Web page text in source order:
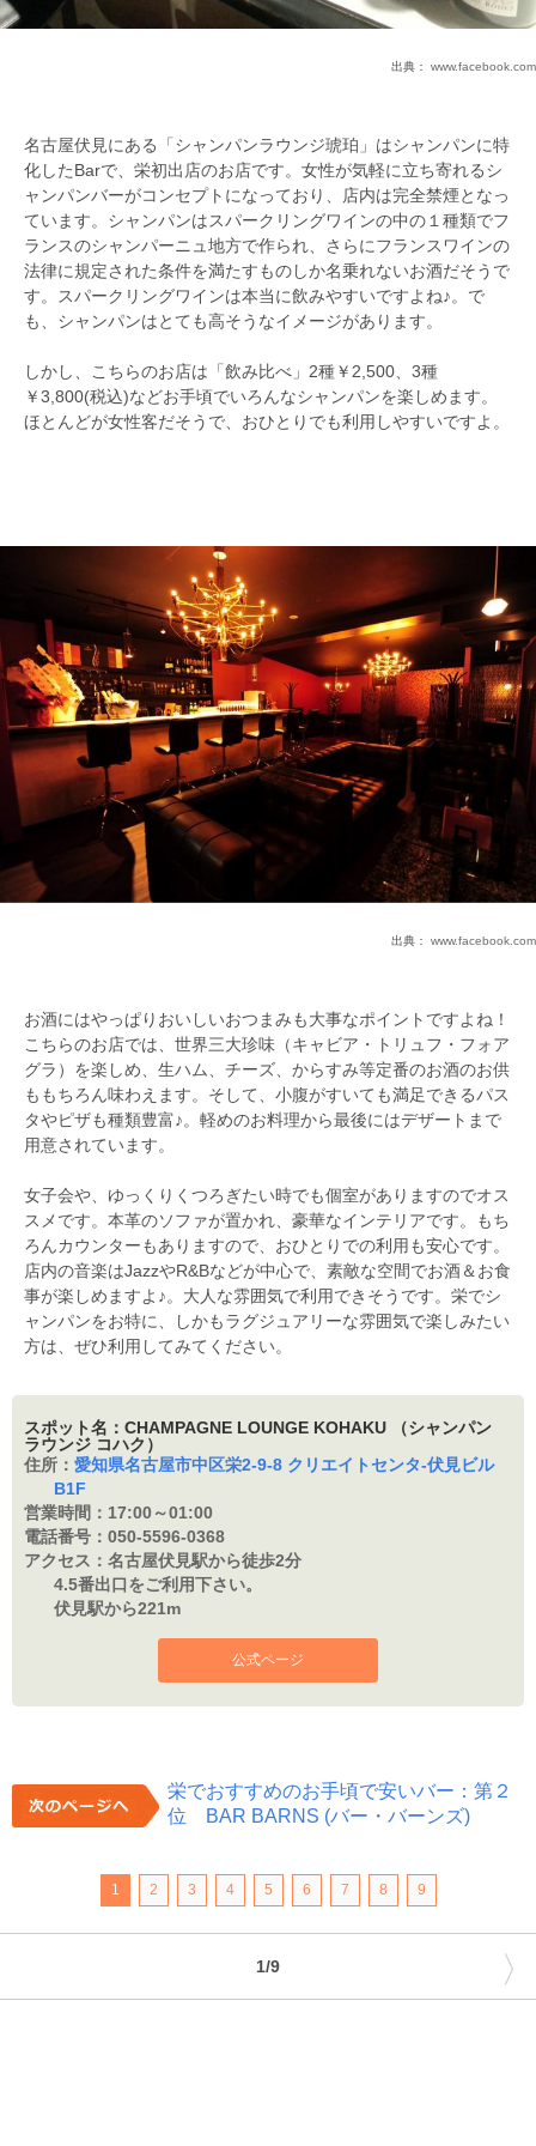
出典： www.facebook.com
名古屋伏見にある「シャンパンラウンジ琥珀」はシャンパンに特
化したBarで、栄初出店のお店です。女性が気軽に立ち寄れるシ
ャンパンバーがコンセプトになっており、店内は完全禁煙となっ
ています。シャンパンはスパークリングワインの中の１種類でフ
ランスのシャンパーニュ地方で作られ、さらにフランスワインの
法律に規定された条件を満たすものしか名乗れないお酒だそうで
す。スパークリングワインは本当に飲みやすいですよね♪。で
も、シャンパンはとても高そうなイメージがあります。
しかし、こちらのお店は「飲み比べ」2種￥2,500、3種
￥3,800(税込)などお手頃でいろんなシャンパンを楽しめます。
ほとんどが女性客だそうで、おひとりでも利用しやすいですよ。
出典： www.facebook.com
お酒にはやっぱりおいしいおつまみも大事なポイントですよね！
こちらのお店では、世界三大珍味（キャビア・トリュフ・フォア
グラ）を楽しめ、生ハム、チーズ、からすみ等定番のお酒のお供
ももちろん味わえます。そして、小腹がすいても満足できるパス
タやピザも種類豊富♪。軽めのお料理から最後にはデザートまで
用意されています。
女子会や、ゆっくりくつろぎたい時でも個室がありますのでオス
スメです。本革のソファが置かれ、豪華なインテリアです。もち
ろんカウンターもありますので、おひとりでの利用も安心です。
店内の音楽はJazzやR&Bなどが中心で、素敵な空間でお酒＆お食
事が楽しめますよ♪。大人な雰囲気で利用できそうです。栄でシ
ャンパンをお特に、しかもラグジュアリーな雰囲気で楽しみたい
方は、ぜひ利用してみてください。
スポット名：CHAMPAGNE LOUNGE KOHAKU （シャンパン
ラウンジ コハク）
住所： 愛知県名古屋市中区栄2-9-8 クリエイトセンタ-伏見ビル
B1F
営業時間： 17:00～01:00
電話番号： 050-5596-0368
アクセス： 名古屋伏見駅から徒歩2分
4.5番出口をご利用下さい。
伏見駅から221m
公式ページ
栄でおすすめのお手頃で安いバー：第２
位 BAR BARNS (バー・バーンズ)
1 2 3 4 5 6 7 8 9
1/9 〉